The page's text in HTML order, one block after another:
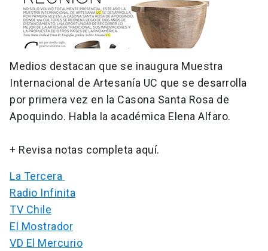
Medios destacan que se inaugura Muestra
Internacional de Artesanía UC que se desarrolla
por primera vez en la Casona Santa Rosa de
Apoquindo. Habla la académica Elena Alfaro.
+ Revisa notas completa aquí.
La Tercera
Radio Infinita
TV Chile
El Mostrador
VD El Mercurio